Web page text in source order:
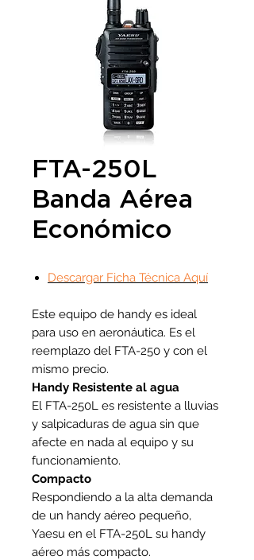
FTA-250L
Banda Aérea
Económico
Descargar Ficha Técnica Aquí
Este equipo de handy es ideal
para uso en aeronáutica. Es el
reemplazo del FTA-250 y con el
mismo precio.
Handy Resistente al agua
El FTA-250L es resistente a lluvias
y salpicaduras de agua sin que
afecte en nada al equipo y su
funcionamiento.
Compacto
Respondiendo a la alta demanda
de un handy aéreo pequeño,
Yaesu en el FTA-250L su handy
aéreo más compacto.